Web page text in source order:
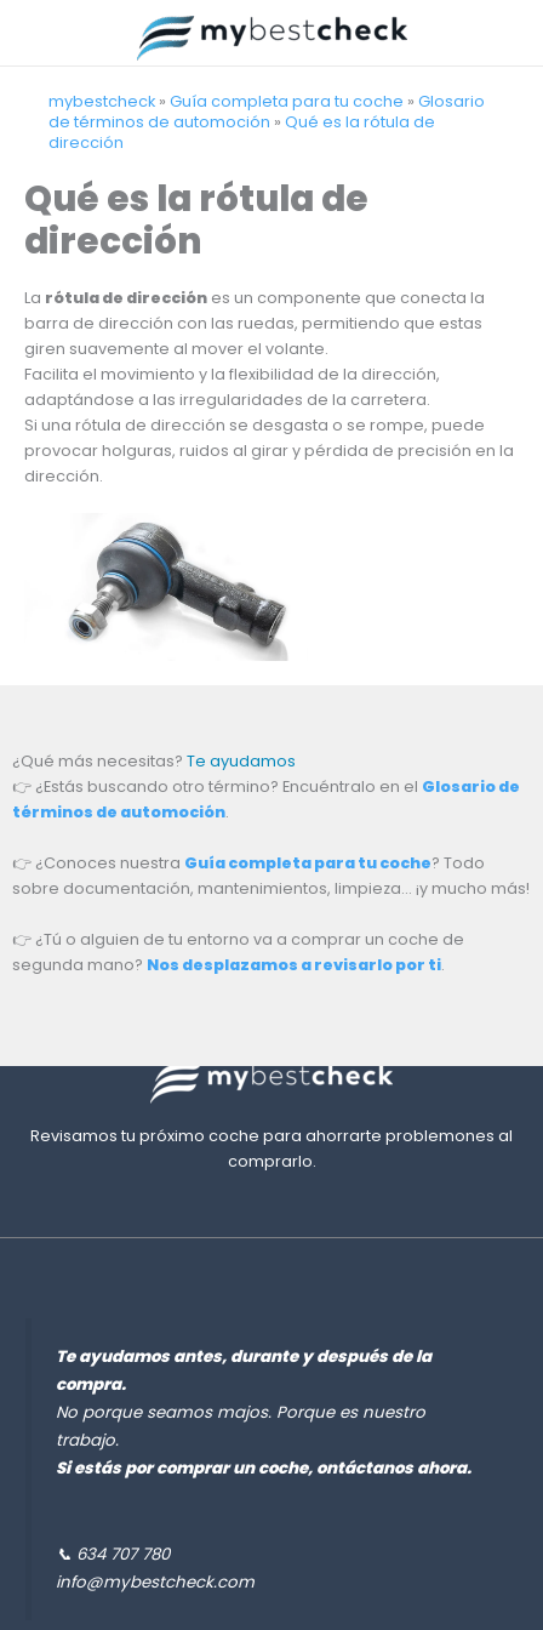
mybestcheck » Guía completa para tu coche » Glosario
de términos de automoción » Qué es la rótula de
dirección
Qué es la rótula de
dirección
La rótula de dirección es un componente que conecta la
barra de dirección con las ruedas, permitiendo que estas
giren suavemente al mover el volante.
Facilita el movimiento y la flexibilidad de la dirección,
adaptándose a las irregularidades de la carretera.
Si una rótula de dirección se desgasta o se rompe, puede
provocar holguras, ruidos al girar y pérdida de precisión en la
dirección.
¿Qué más necesitas? Te ayudamos
👉 ¿Estás buscando otro término? Encuéntralo en el Glosario de
términos de automoción.
👉 ¿Conoces nuestra Guía completa para tu coche? Todo
sobre documentación, mantenimientos, limpieza… ¡y mucho más!
👉 ¿Tú o alguien de tu entorno va a comprar un coche de
segunda mano? Nos desplazamos a revisarlo por ti.
Revisamos tu próximo coche para ahorrarte problemones al
comprarlo.
Te ayudamos antes, durante y después de la
compra.
No porque seamos majos. Porque es nuestro
trabajo.
Si estás por comprar un coche, ontáctanos ahora.
📞 634 707 780
info@mybestcheck.com